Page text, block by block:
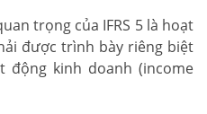
trọng của IFRS 5 là hoạt
được trình bày riêng biệt
động kinh doanh (income